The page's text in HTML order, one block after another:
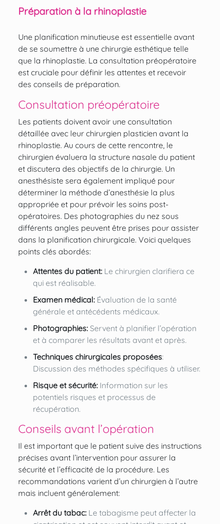
Préparation à la rhinoplastie
Une planification minutieuse est essentielle avant
de se soumettre à une chirurgie esthétique telle
que la rhinoplastie. La consultation préopératoire
est cruciale pour définir les attentes et recevoir
des conseils de préparation.
Consultation préopératoire
Les patients doivent avoir une consultation
détaillée avec leur chirurgien plasticien avant la
rhinoplastie. Au cours de cette rencontre, le
chirurgien évaluera la structure nasale du patient
et discutera des objectifs de la chirurgie. Un
anesthésiste sera également impliqué pour
déterminer la méthode d’anesthésie la plus
appropriée et pour prévoir les soins post-
opératoires. Des photographies du nez sous
différents angles peuvent être prises pour assister
dans la planification chirurgicale. Voici quelques
points clés abordés:
Attentes du patient:Le chirurgien clarifiera ce
qui est réalisable.
Examen médical:Évaluation de la santé
générale et antécédents médicaux.
Photographies:Servent à planifier l’opération
et à comparer les résultats avant et après.
Techniques chirurgicales proposées:
Discussion des méthodes spécifiques à utiliser.
Risque et sécurité:Information sur les
potentiels risques et processus de
récupération.
Conseils avant l’opération
Il est important que le patient suive des instructions
précises avant l’intervention pour assurer la
sécurité et l’efficacité de la procédure. Les
recommandations varient d’un chirurgien à l’autre
mais incluent généralement:
Arrêt du tabac:Le tabagisme peut affecter la